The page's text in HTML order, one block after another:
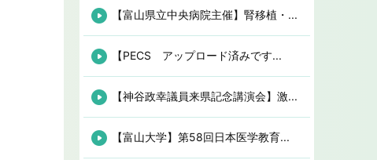
【富山県立中央病院主催】腎移植・...
【PECS アップロード済みです...
【神谷政幸議員来県記念講演会】激...
【富山大学】第58回日本医学教育...